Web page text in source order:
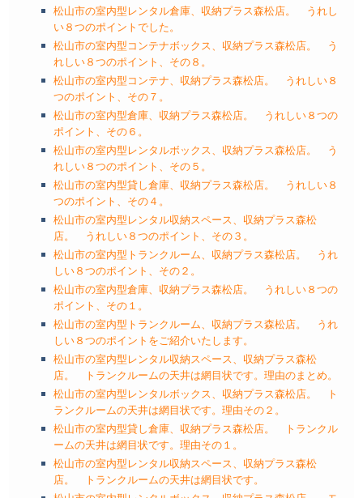
松山市の室内型レンタル倉庫、収納プラス森松店。 うれし
い８つのポイントでした。
松山市の室内型コンテナボックス、収納プラス森松店。 う
れしい８つのポイント、その８。
松山市の室内型コンテナ、収納プラス森松店。 うれしい８
つのポイント、その７。
松山市の室内型倉庫、収納プラス森松店。 うれしい８つの
ポイント、その６。
松山市の室内型レンタルボックス、収納プラス森松店。 う
れしい８つのポイント、その５。
松山市の室内型貸し倉庫、収納プラス森松店。 うれしい８
つのポイント、その４。
松山市の室内型レンタル収納スペース、収納プラス森松
店。 うれしい８つのポイント、その３。
松山市の室内型トランクルーム、収納プラス森松店。 うれ
しい８つのポイント、その２。
松山市の室内型倉庫、収納プラス森松店。 うれしい８つの
ポイント、その１。
松山市の室内型トランクルーム、収納プラス森松店。 うれ
しい８つのポイントをご紹介いたします。
松山市の室内型レンタル収納スペース、収納プラス森松
店。 トランクルームの天井は網目状です。理由のまとめ。
松山市の室内型レンタルボックス、収納プラス森松店。 ト
ランクルームの天井は網目状です。理由その２。
松山市の室内型貸し倉庫、収納プラス森松店。 トランクル
ームの天井は網目状です。理由その１。
松山市の室内型レンタル収納スペース、収納プラス森松
店。 トランクルームの天井は網目状です。